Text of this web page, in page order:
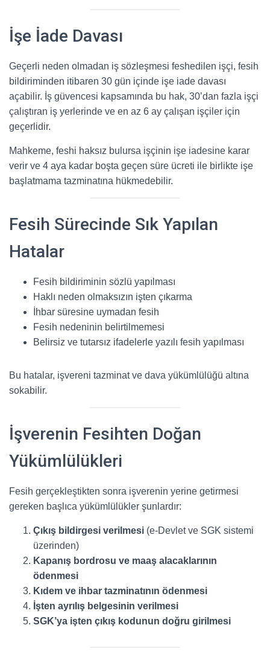
İşe İade Davası
Geçerli neden olmadan iş sözleşmesi feshedilen işçi, fesih
bildiriminden itibaren 30 gün içinde işe iade davası
açabilir. İş güvencesi kapsamında bu hak, 30’dan fazla işçi
çalıştıran iş yerlerinde ve en az 6 ay çalışan işçiler için
geçerlidir.
Mahkeme, feshi haksız bulursa işçinin işe iadesine karar
verir ve 4 aya kadar boşta geçen süre ücreti ile birlikte işe
başlatmama tazminatına hükmedebilir.
Fesih Sürecinde Sık Yapılan
Hatalar
Fesih bildiriminin sözlü yapılması
Haklı neden olmaksızın işten çıkarma
İhbar süresine uymadan fesih
Fesih nedeninin belirtilmemesi
Belirsiz ve tutarsız ifadelerle yazılı fesih yapılması
Bu hatalar, işvereni tazminat ve dava yükümlülüğü altına
sokabilir.
İşverenin Fesihten Doğan
Yükümlülükleri
Fesih gerçekleştikten sonra işverenin yerine getirmesi
gereken başlıca yükümlülükler şunlardır:
Çıkış bildirgesi verilmesi (e-Devlet ve SGK sistemi
üzerinden)
Kapanış bordrosu ve maaş alacaklarının
ödenmesi
Kıdem ve ihbar tazminatının ödenmesi
İşten ayrılış belgesinin verilmesi
SGK’ya işten çıkış kodunun doğru girilmesi